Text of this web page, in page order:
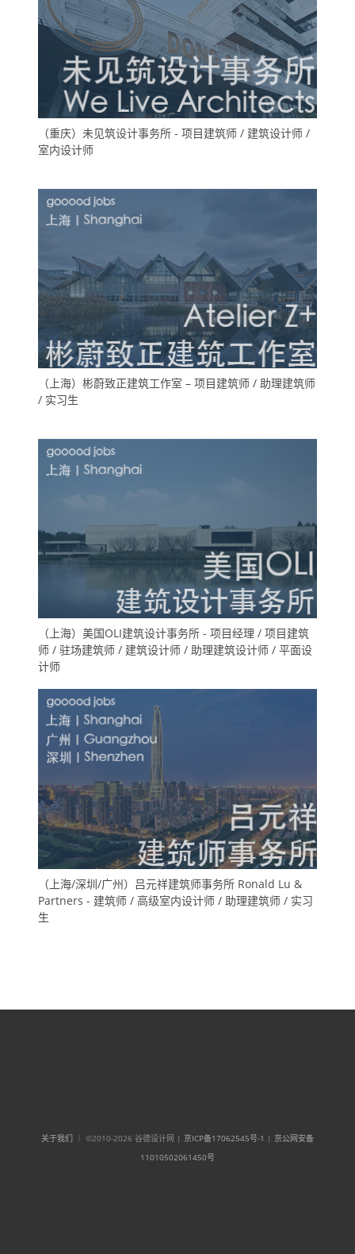
（重庆）未见筑设计事务所 - 项目建筑师 / 建筑设计师 /
室内设计师
（上海）彬蔚致正建筑工作室 – 项目建筑师 / 助理建筑师
/ 实习生
（上海）美国OLI建筑设计事务所 - 项目经理 / 项目建筑
师 / 驻场建筑师 / 建筑设计师 / 助理建筑设计师 / 平面设
计师
（上海/深圳/广州）吕元祥建筑师事务所 Ronald Lu &
Partners - 建筑师 / 高级室内设计师 / 助理建筑师 / 实习
生
关于我们 ｜ ©2010-2026 谷德设计网 | 京ICP备17062545号-1 | 京公网安备
11010502061450号